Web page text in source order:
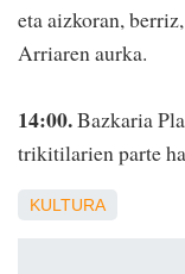
eta aizkoran,
Arriaren aurka.
14:00.Bazkaria
trikitilarien parte
KULTURA